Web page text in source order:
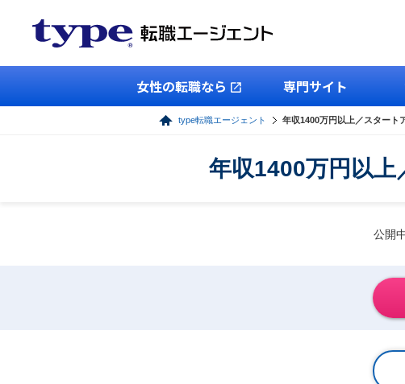
女性の転職なら 専門サイト
type転職エージェント 年収1400万円以上／スタート
年収1400万円以
公開